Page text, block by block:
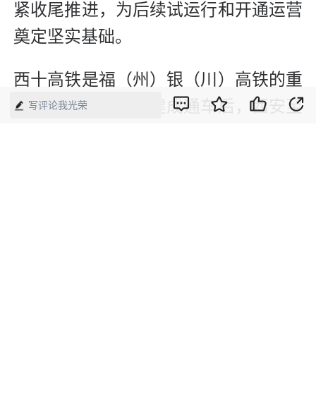
紧收尾推进，为后续试运行和开通运营
奠定坚实基础。
西十高铁是福（州）银（川）高铁的重
要组成部分。线路建成通车后，西安至
写评论我光荣